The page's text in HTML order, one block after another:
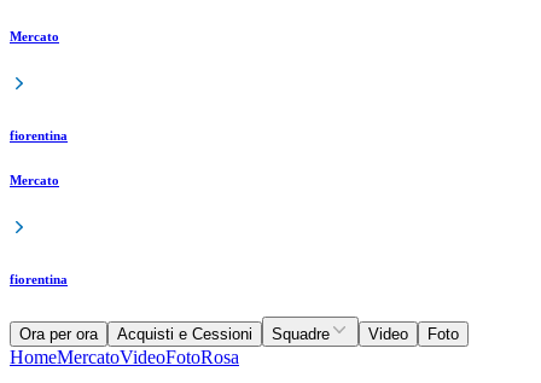
Mercato
fiorentina
Mercato
fiorentina
Ora per ora Acquisti e Cessioni Squadre Video Foto
HomeMercatoVideoFotoRosa